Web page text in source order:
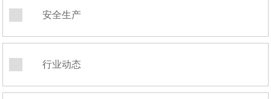
安全生产
行业动态